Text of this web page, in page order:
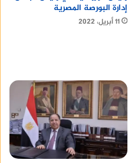
إدارة البورصة المصرية
11 أبريل، 2022